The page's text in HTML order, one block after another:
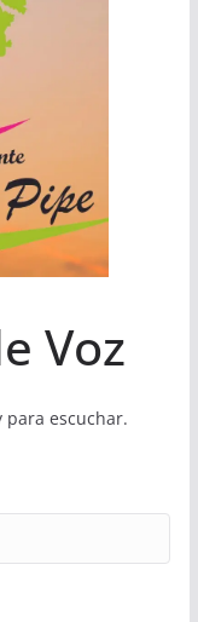
Voz
para escuchar.